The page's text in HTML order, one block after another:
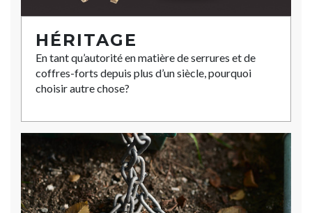
HÉRITAGE
En tant qu’autorité en matière de serrures et de
coffres-forts depuis plus d’un siècle, pourquoi
choisir autre chose?